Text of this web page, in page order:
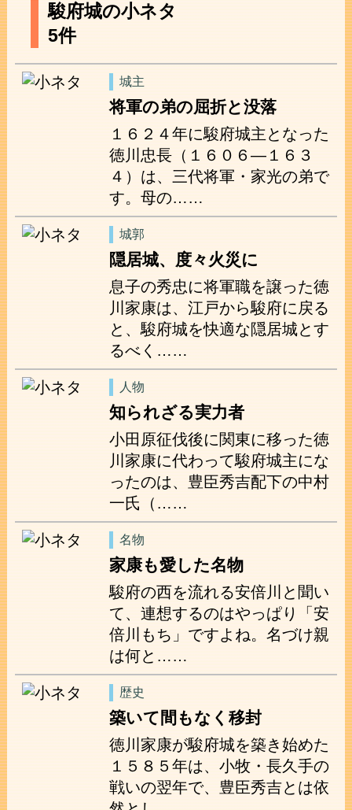
駿府城の小ネタ
5件
城主
将軍の弟の屈折と没落
１６２４年に駿府城主となった
徳川忠長（１６０６―１６３
４）は、三代将軍・家光の弟で
す。母の……
城郭
隠居城、度々火災に
息子の秀忠に将軍職を譲った徳
川家康は、江戸から駿府に戻る
と、駿府城を快適な隠居城とす
るべく……
人物
知られざる実力者
小田原征伐後に関東に移った徳
川家康に代わって駿府城主にな
ったのは、豊臣秀吉配下の中村
一氏（……
名物
家康も愛した名物
駿府の西を流れる安倍川と聞い
て、連想するのはやっぱり「安
倍川もち」ですよね。名づけ親
は何と……
歴史
築いて間もなく移封
徳川家康が駿府城を築き始めた
１５８５年は、小牧・長久手の
戦いの翌年で、豊臣秀吉とは依